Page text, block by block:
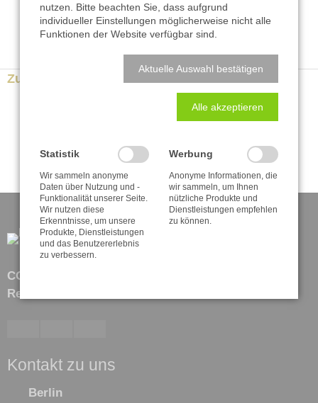
Zurück zur Newsübersicht
CONSILIUM
Rechtskommunikation GmbH
Kontakt zu uns
Berlin
nutzen. Bitte beachten Sie, dass aufgrund
individueller Einstellungen möglicherweise nicht alle
Funktionen der Website verfügbar sind.
Aktuelle Auswahl bestätigen
Alle akzeptieren
Statistik
Wir sammeln anonyme
Daten über Nutzung und -
Funktionalität unserer Seite.
Wir nutzen diese
Erkenntnisse, um unsere
Produkte, Dienstleistungen
und das Benutzererlebnis
zu verbessern.
Werbung
Anonyme Informationen, die
wir sammeln, um Ihnen
nützliche Produkte und
Dienstleistungen empfehlen
zu können.